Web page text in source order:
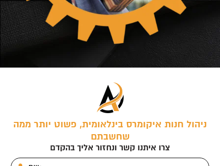
ניהול חנות איקומרס בינלאומית, פשוט יותר ממה
שחשבתם
צרו איתנו קשר ונחזור אליך בהקדם